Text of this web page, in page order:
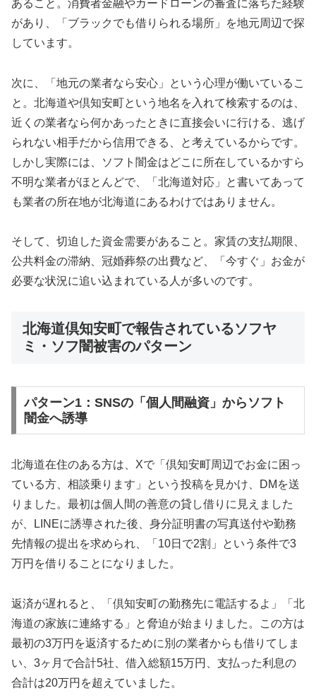
あること。消費者金融やカードローンの審査に落ちた経験
があり、「ブラックでも借りられる場所」を地元周辺で探
しています。
次に、「地元の業者なら安心」という心理が働いているこ
と。北海道や倶知安町という地名を入れて検索するのは、
近くの業者なら何かあったときに直接会いに行ける、逃げ
られない相手だから信用できる、と考えているからです。
しかし実際には、ソフト闇金はどこに所在しているかすら
不明な業者がほとんどで、「北海道対応」と書いてあって
も業者の所在地が北海道にあるわけではありません。
そして、切迫した資金需要があること。家賃の支払期限、
公共料金の滞納、冠婚葬祭の出費など、「今すぐ」お金が
必要な状況に追い込まれている人が多いのです。
北海道倶知安町で報告されているソフヤ
ミ・ソフ闇被害のパターン
パターン1：SNSの「個人間融資」からソフト
闇金へ誘導
北海道在住のある方は、Xで「倶知安町周辺でお金に困っ
ている方、相談乗ります」という投稿を見かけ、DMを送
りました。最初は個人間の善意の貸し借りに見えました
が、LINEに誘導された後、身分証明書の写真送付や勤務
先情報の提出を求められ、「10日で2割」という条件で3
万円を借りることになりました。
返済が遅れると、「倶知安町の勤務先に電話するよ」「北
海道の家族に連絡する」と脅迫が始まりました。この方は
最初の3万円を返済するために別の業者からも借りてしま
い、3ヶ月で合計5社、借入総額15万円、支払った利息の
合計は20万円を超えていました。